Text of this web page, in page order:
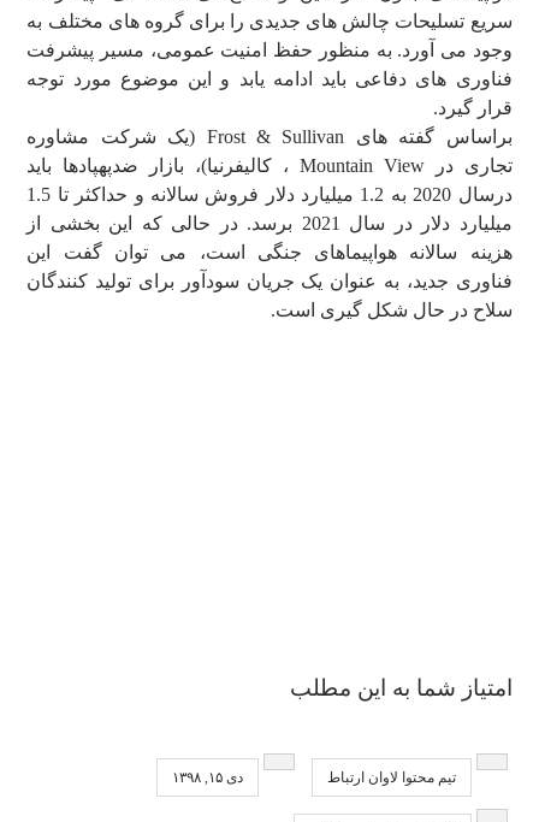
سریع تسلیحات چالش های جدیدی را برای گروه های مختلف به
وجود می آورد. به منظور حفظ امنیت عمومی، مسیر پیشرفت
فناوری های دفاعی باید ادامه یابد و این موضوع مورد توجه
قرار گیرد.
براساس گفته های Frost & Sullivan (یک شرکت مشاوره
تجاری در Mountain View ، کالیفرنیا)، بازار ضدپهپادها باید
درسال 2020 به 1.2 میلیارد دلار فروش سالانه و حداکثر تا 1.5
میلیارد دلار در سال 2021 برسد. در حالی که این بخشی از
هزینه سالانه هواپیماهای جنگی است، می توان گفت این
فناوری جدید، به عنوان یک جریان سودآور برای تولید کنندگان
سلاح در حال شکل گیری است.
امتیاز شما به این مطلب
تیم محتوا لاوان ارتباط دی ۱۵, ۱۳۹۸